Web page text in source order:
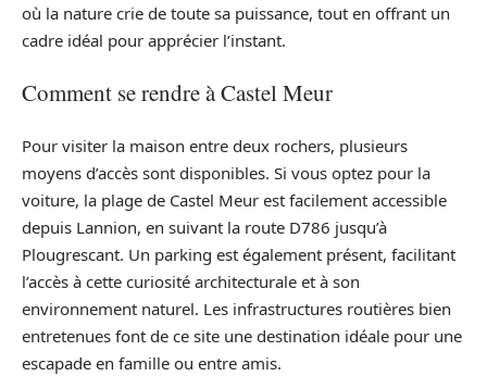
où la nature crie de toute sa puissance, tout en offrant un
cadre idéal pour apprécier l’instant.
Comment se rendre à Castel Meur
Pour visiter la maison entre deux rochers, plusieurs
moyens d’accès sont disponibles. Si vous optez pour la
voiture, la plage de Castel Meur est facilement accessible
depuis Lannion, en suivant la route D786 jusqu’à
Plougrescant. Un parking est également présent, facilitant
l’accès à cette curiosité architecturale et à son
environnement naturel. Les infrastructures routières bien
entretenues font de ce site une destination idéale pour une
escapade en famille ou entre amis.